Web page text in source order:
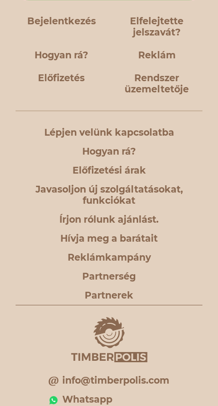
Bejelentkezés
Elfelejtette
jelszavát?
Hogyan rá? Reklám
Előfizetés
Rendszer
üzemeltetője
Lépjen velünk kapcsolatba
Hogyan rá?
Előfizetési árak
Javasoljon új szolgáltatásokat,
funkciókat
Írjon rólunk ajánlást.
Hívja meg a barátait
Reklámkampány
Partnerség
Partnerek
info@timberpolis.com
Whatsapp